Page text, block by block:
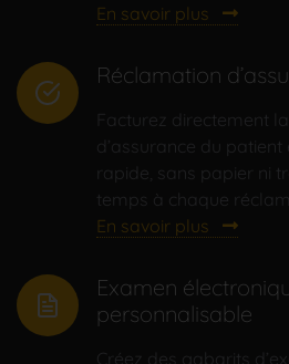
En savoir plus
Réclamation
Facturez directement
d’assurance du
rapide, sans papier ni
temps à chaque
En savoir plus
Examen
personnalisable
Créez des gabarits